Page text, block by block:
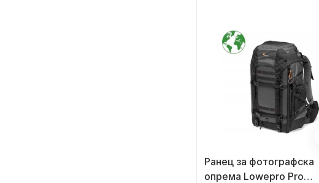
Ранец за фотографска
опрема Lowepro Pro